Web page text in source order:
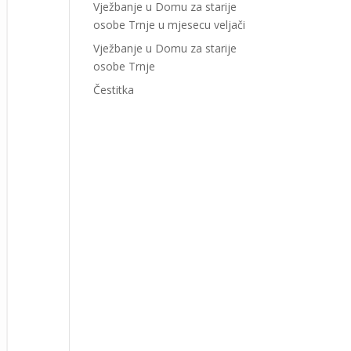
Vježbanje u Domu za starije
osobe Trnje u mjesecu veljači
Vježbanje u Domu za starije
osobe Trnje
Čestitka